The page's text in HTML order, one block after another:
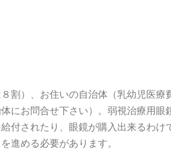
）、お住いの自治体（乳幼児医
にお問合せ下さい）。弱視治療用
付されたり、眼鏡が購入出来るわ
進める必要があります。